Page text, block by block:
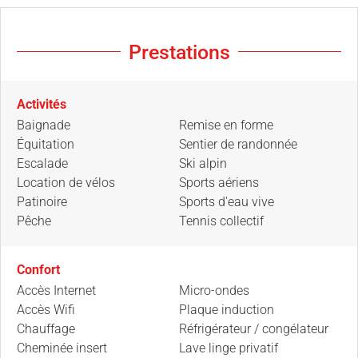
Prestations
Activités
Baignade
Équitation
Escalade
Location de vélos
Patinoire
Pêche
Remise en forme
Sentier de randonnée
Ski alpin
Sports aériens
Sports d'eau vive
Tennis collectif
Confort
Accès Internet
Accès Wifi
Chauffage
Cheminée insert
Micro-ondes
Plaque induction
Réfrigérateur / congélateur
Lave linge privatif